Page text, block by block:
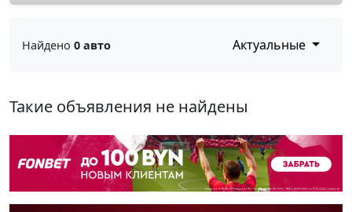
Найдено 0 авто Актуальные
Такие объявления не найдены